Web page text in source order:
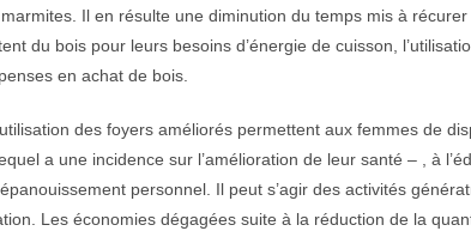
Il en résulte une diminution du temps mis à
du bois pour leurs besoins d’énergie de cuisson,
en achat de bois.
des foyers améliorés permettent aux femmes de
a une incidence sur l’amélioration de leur santé – , à
personnel. Il peut s’agir des activités
Les économies dégagées suite à la réduction de la